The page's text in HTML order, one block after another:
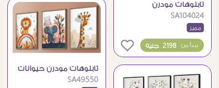
تابلوهات مودرن
لحيوانات كيوت لغرف
الأطفال
SA104024
مميز
2198 جنيه يبدأ من
تابلوهات مودرن حيوانات
لطيفه ببرواز لغرف
SA49550